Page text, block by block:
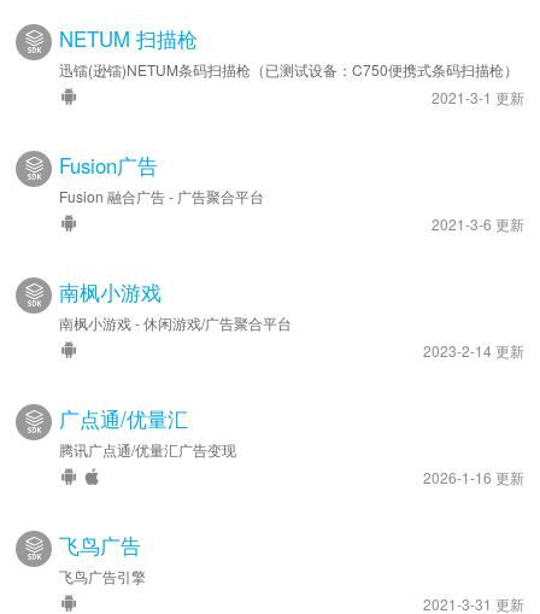
NETUM 扫描枪
迅镭(逊镭)NETUM条码扫描枪（已测试设备：C750便携式条码扫描枪）
2021-3-1 更新
Fusion广告
Fusion 融合广告 - 广告聚合平台
2021-3-6 更新
南枫小游戏
南枫小游戏 - 休闲游戏/广告聚合平台
2023-2-14 更新
广点通/优量汇
腾讯广点通/优量汇广告变现
2026-1-16 更新
飞鸟广告
飞鸟广告引擎
2021-3-31 更新